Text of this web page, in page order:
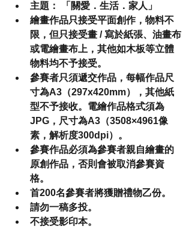
主題：
「關愛．生活．家人」
繪畫作品只接受平面創作，物料不
限，但只接受畫 / 寫於紙張、油畫布
或電繪畫布上，其他如木板等立體
物料均不予接受。
參賽者只須遞交作品，每幅作品尺
寸為A3（297x420mm），其他紙
型不予接收。電繪作品格式須為
JPG，尺寸為A3（3508×4961像
素，解析度300dpi）。
參賽作品必須為參賽者親自繪畫的
原創作品，否則會被取消參賽資
格。
首200名參賽者將獲贈禮物乙份。
請勿一稿多投。
不接受影印本。